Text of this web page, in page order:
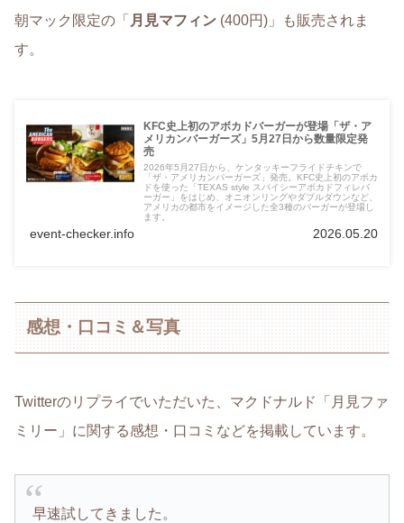
朝マック限定の「 月見マフィン (400円)」も販売されま
す。
KFC史上初のアボカドバーガーが登場「ザ・ア
メリカンバーガーズ」5月27日から数量限定発
売
2026年5月27日から、ケンタッキーフライドチキンで
「ザ・アメリカンバーガーズ」発売。KFC史上初のアボカ
ドを使った「TEXAS style スパイシーアボカドフィレバ
ーガー」をはじめ、オニオンリングやダブルダウンなど、
アメリカの都市をイメージした全3種のバーガーが登場し
ます。
event-checker.info 2026.05.20
感想・口コミ＆写真
Twitterのリプライでいただいた、マクドナルド「月見ファ
ミリー」に関する感想・口コミなどを掲載しています。
早速試してきました。